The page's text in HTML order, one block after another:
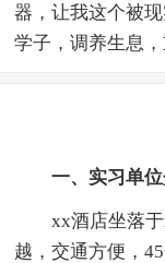
器，让我这个被
学子，调养生息，
一、实习单
xx酒店坐落
越，交通方便，